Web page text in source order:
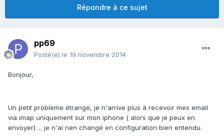
Répondre à ce sujet
pp69
Posté(e) le 19 novembre 2014
Bonjour,
Un petit probleme étrange, je n'arrive plus à recevoir mes email
via imap uniquement sur mon iphone ( alors que je peux en
envoyer) ... je n'ai rien changé en configuration bien entendu.